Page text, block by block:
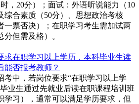
，20分）；面试：外语听说能力（10
综合素质（50分）、思想政治考核
一票否决）；在职学习考生需加试两
但需及格）。
求在职学习以上学历，本科毕业生读
能否报考教师？
考中，若岗位要求“在职学习以上学
业生通过先就业后读在职课程培训班
学习），通常可以满足学历要求，但